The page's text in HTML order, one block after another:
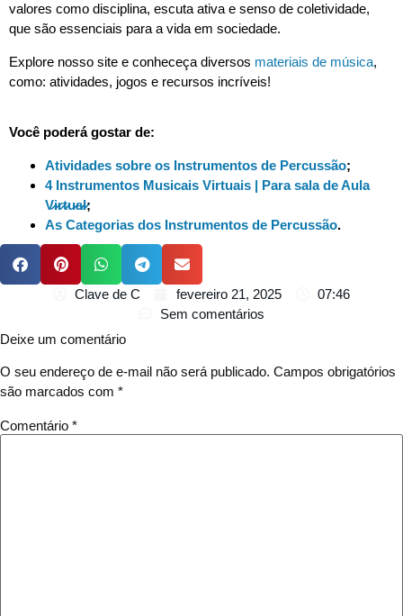
valores como disciplina, escuta ativa e senso de coletividade,
que são essenciais para a vida em sociedade.
Explore nosso site e conheceça diversos materiais de música,
como: atividades, jogos e recursos incríveis!
Você poderá gostar de:
Atividades sobre os Instrumentos de Percussão;
4 Instrumentos Musicais Virtuais | Para sala de Aula
V̷i̷r̷t̷u̷a̷l̷;
As Categorias dos Instrumentos de Percussão.
Clave de C fevereiro 21, 2025
07:46
Sem comentários
Deixe um comentário
O seu endereço de e-mail não será publicado. Campos obrigatórios
são marcados com *
Comentário *